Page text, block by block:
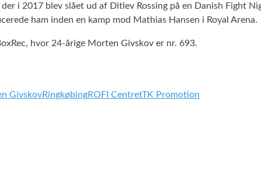
i 2017 blev slået ud af Ditlev Rossing på en Danish Fight
ham inden en kamp mod Mathias Hansen i Royal Arena.
hvor 24-årige Morten Givskov er nr. 693.
GivskovRingkøbingROFI CentretTK Promotion